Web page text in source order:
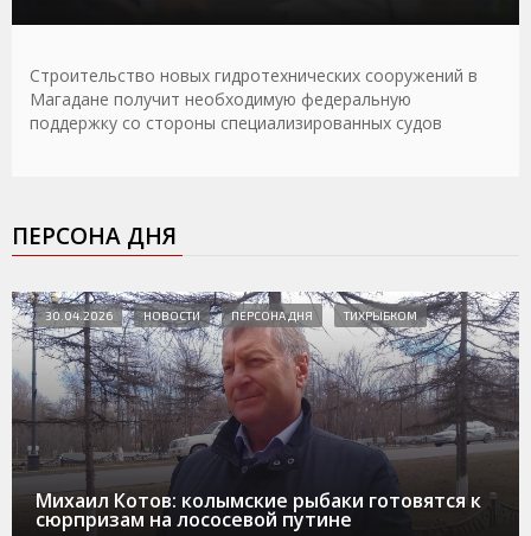
Строительство новых гидротехнических сооружений в
Магадане получит необходимую федеральную
поддержку со стороны специализированных судов
ПЕРСОНА ДНЯ
Михаил Котов: колымские рыбаки готовятся к
сюрпризам на лососевой путине
30.04.2026 НОВОСТИ ПЕРСОНА ДНЯ ТИХРЫБКОМ